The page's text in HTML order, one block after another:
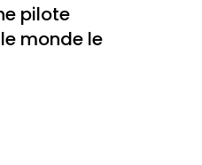
pilote
monde le